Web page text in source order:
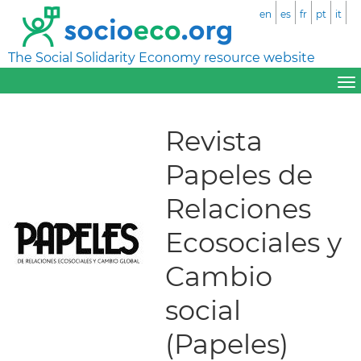
The Social Solidarity Economy resource website
en es fr pt it
Revista
Papeles de
Relaciones
Ecosociales y
Cambio
social
(Papeles)